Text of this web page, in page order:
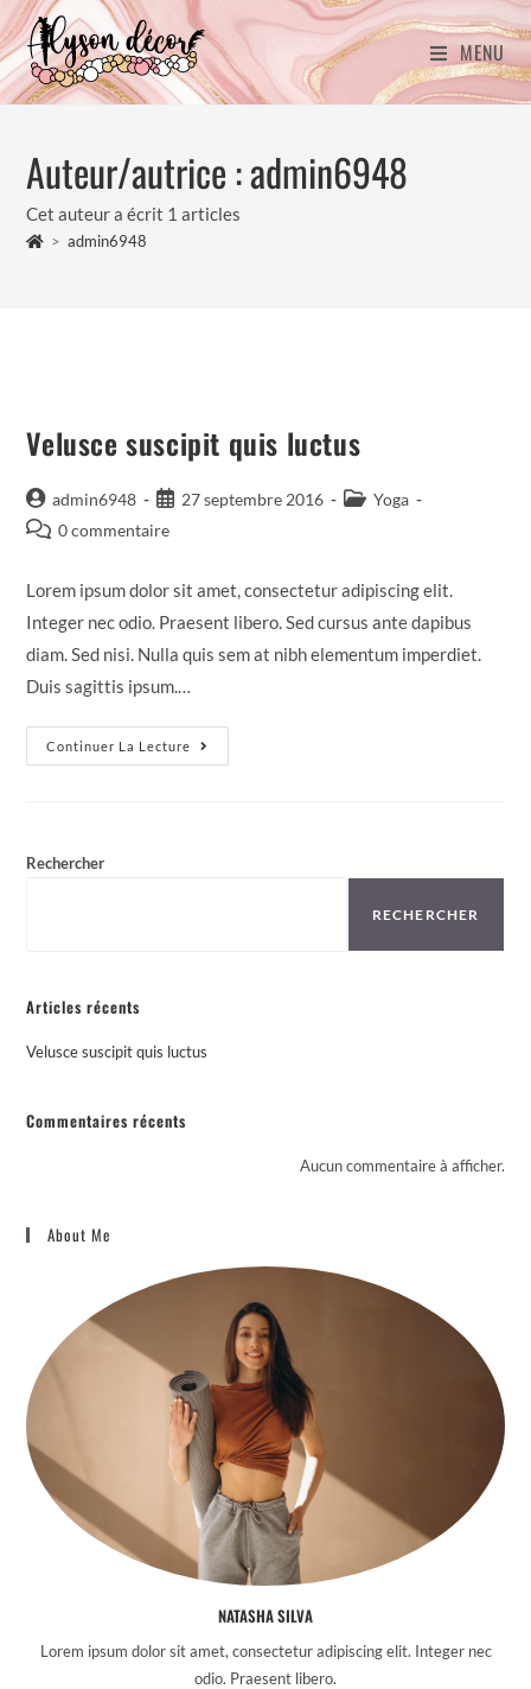
MENU
Auteur/autrice :admin6948
Cet auteur a écrit 1 articles
> admin6948
Velusce suscipit quis luctus
admin6948 27 septembre 2016
Yoga
0 commentaire
Lorem ipsum dolor sit amet, consectetur adipiscing elit.
Integer nec odio. Praesent libero. Sed cursus ante dapibus
diam. Sed nisi. Nulla quis sem at nibh elementum imperdiet.
Duis sagittis ipsum.…
Continuer La Lecture
Rechercher
RECHERCHER
Articles récents
Velusce suscipit quis luctus
Commentaires récents
Aucun commentaire à afficher.
About Me
NATASHA SILVA
Lorem ipsum dolor sit amet, consectetur adipiscing elit. Integer nec
odio. Praesent libero.